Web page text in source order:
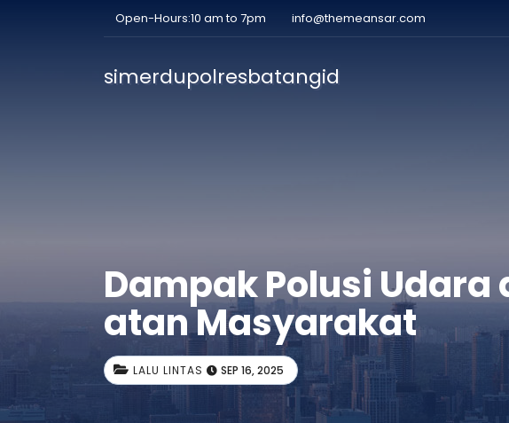
Open-Hours:10 am to 7pm info@themeansar.com
simerdupolresbatangid
Dampak Polusi
atan Masyarakat
LALU LINTAS SEP 16, 2025